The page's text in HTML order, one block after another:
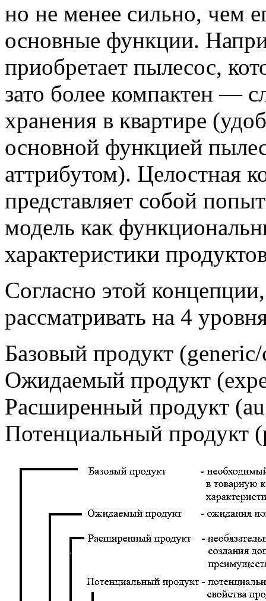
но не менее сильно, чем
основные функции.
приобретает пылесос,
зато более компактен —
хранения в квартире
основной функцией
аттрибутом). Целостная
представляет собой
модель как
характеристики
Согласно этой
рассматривать на 4
Базовый продукт
Ожидаемый продукт
Расширенный продукт
Потенциальный продукт